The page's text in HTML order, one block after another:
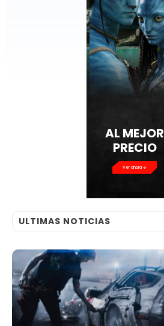
AL MEJOR
PRECIO
Ver ahora
ULTIMAS NOTICIAS